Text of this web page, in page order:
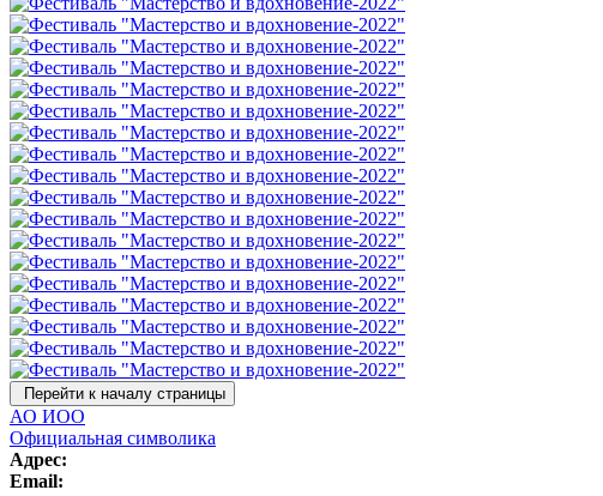
Перейти к началу страницы
АО ИОО
Официальная символика
Адрес:
Email: